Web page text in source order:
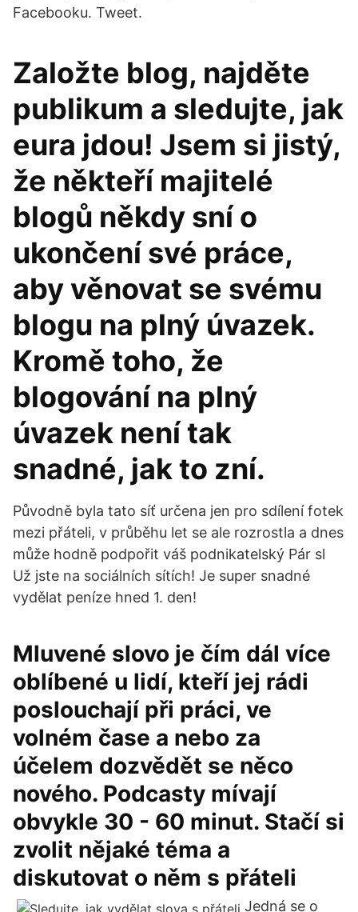
Facebooku. Tweet.
Založte blog, najděte
publikum a sledujte, jak
eura jdou! Jsem si jistý,
že někteří majitelé
blogů někdy sní o
ukončení své práce,
aby věnovat se svému
blogu na plný úvazek.
Kromě toho, že
blogování na plný
úvazek není tak
snadné, jak to zní.
Původně byla tato síť určena jen pro sdílení fotek
mezi přáteli, v průběhu let se ale rozrostla a dnes
může hodně podpořit váš podnikatelský Pár sl
Už jste na sociálních sítích! Je super snadné
vydělat peníze hned 1. den!
Mluvené slovo je čím dál více
oblíbené u lidí, kteří jej rádi
poslouchají při práci, ve
volném čase a nebo za
účelem dozvědět se něco
nového. Podcasty mívají
obvykle 30 - 60 minut. Stačí si
zvolit nějaké téma a
diskutovat o něm s přáteli
Jedná se o